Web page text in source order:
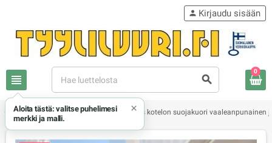
view_headline search
person Kirjaudu sisään
0
chevron_rightApplechevron_right AirPods kotelotchevron_right AirPods kotelon suojakuori vaaleanpunainen
Aloita tästä: valitse puhelimesi
merkki ja malli.
×